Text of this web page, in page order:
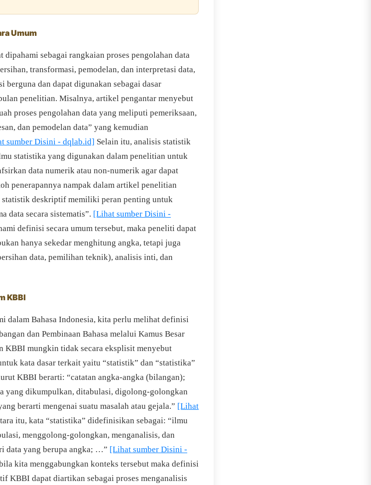
Umum
dipahami sebagai rangkaian proses pengolahan data
transformasi, pemodelan, dan interpretasi data,
berguna dan dapat digunakan sebagai dasar
penelitian. Misalnya, artikel pengantar menyebut
proses pengolahan data yang meliputi pemeriksaan,
dan pemodelan data” yang kemudian
sumber Disini - dqlab.id] Selain itu, analisis statistik
statistika yang digunakan dalam penelitian untuk
data numerik atau non-numerik agar dapat
penerapannya nampak dalam artikel penelitian
deskriptif memiliki peran penting untuk
data secara sistematis”. [Lihat sumber Disini -
definisi secara umum tersebut, maka peneliti dapat
hanya sekedar menghitung angka, tetapi juga
data, pemilihan teknik), analisis inti, dan
KBBI
dalam Bahasa Indonesia, kita perlu melihat definisi
dan Pembinaan Bahasa melalui Kamus Besar
KBBI mungkin tidak secara eksplisit menyebut
kata dasar terkait yaitu “statistik” dan “statistika”
KBBI berarti: “catatan angka-angka (bilangan);
yang dikumpulkan, ditabulasi, digolong-golongkan
berarti mengenai suatu masalah atau gejala.” [Lihat
itu, kata “statistika” didefinisikan sebagai: “ilmu
menggolong-golongkan, menganalisis, dan
data yang berupa angka; …” [Lihat sumber Disini -
kita menggabungkan konteks tersebut maka definisi
KBBI dapat diartikan sebagai proses menganalisis